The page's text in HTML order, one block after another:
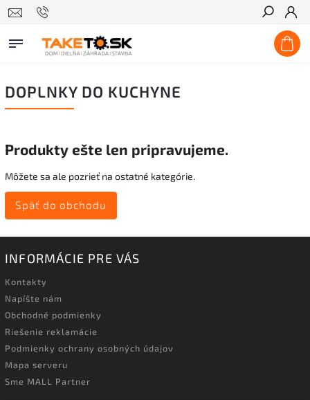
Hľadať
DOPLNKY DO KUCHYNE
Produkty ešte len pripravujeme.
Môžete sa ale pozrieť na ostatné kategórie.
Späť do obchodu
INFORMÁCIE PRE VÁS
Kontakty
Napíšte nám
Obchodné podmienky
Riešenie reklamácie
Podmienky ochrany osobných údajov
Mapa serveru
Sme MALL Partner